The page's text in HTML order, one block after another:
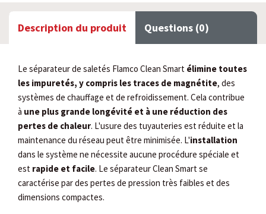
Description du produit Questions (0)
Le séparateur de saletés Flamco Clean Smart élimine toutes
les impuretés, y compris les traces de magnétite, des
systèmes de chauffage et de refroidissement. Cela contribue
à une plus grande longévité et à une réduction des
pertes de chaleur. L'usure des tuyauteries est réduite et la
maintenance du réseau peut être minimisée. L'installation
dans le système ne nécessite aucune procédure spéciale et
est rapide et facile. Le séparateur Clean Smart se
caractérise par des pertes de pression très faibles et des
dimensions compactes.